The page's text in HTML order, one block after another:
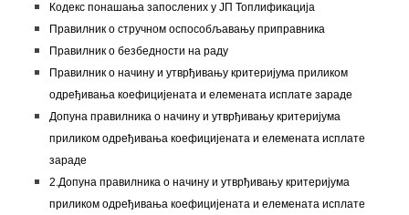
Кодекс понашања запослених у ЈП Топлификација
Правилник о стручном оспособљавању приправника
Правилник о безбедности на раду
Правилник о начину и утврђивању критеријума приликом
одређивања коефицијената и елемената исплате зараде
Допуна правилника о начину и утврђивању критеријума
приликом одређивања коефицијената и елемената исплате
зараде
2.Допуна правилника о начину и утврђивању критеријума
приликом одређивања коефицијената и елемената исплате